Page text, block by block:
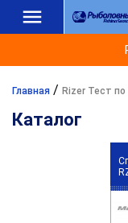
Главная / Rizer Тест
Каталог